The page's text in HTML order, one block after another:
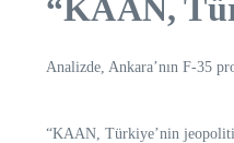
“KAAN,
Analizde, Ankara’nın F-35
“KAAN, Türkiye’nin